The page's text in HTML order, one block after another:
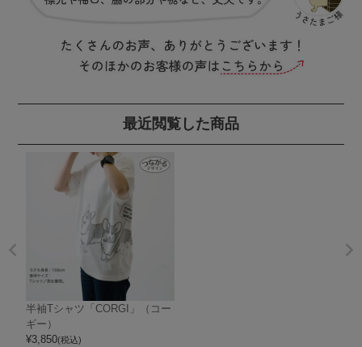
最近閲覧した商品
半袖Tシャツ「CORGI」（コー
ギー）
¥3,850(税込)